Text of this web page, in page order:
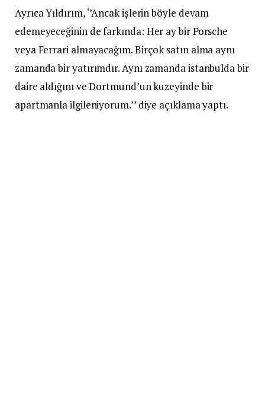
Ayrıca Yıldırım, ‘’Ancak işlerin böyle devam
edemeyeceğinin de farkında: Her ay bir Porsche
veya Ferrari almayacağım. Birçok satın alma aynı
zamanda bir yatırımdır. Aynı zamanda istanbulda bir
daire aldığını ve Dortmund’un kuzeyinde bir
apartmanla ilgileniyorum.’’ diye açıklama yaptı.